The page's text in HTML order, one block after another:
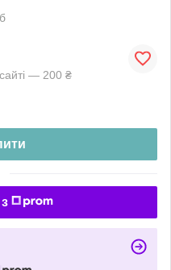
— 200 ₴